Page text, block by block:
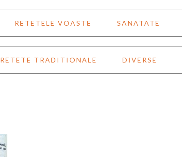
RETETELE VOASTE SANATATE
RETETE TRADITIONALE DIVERSE